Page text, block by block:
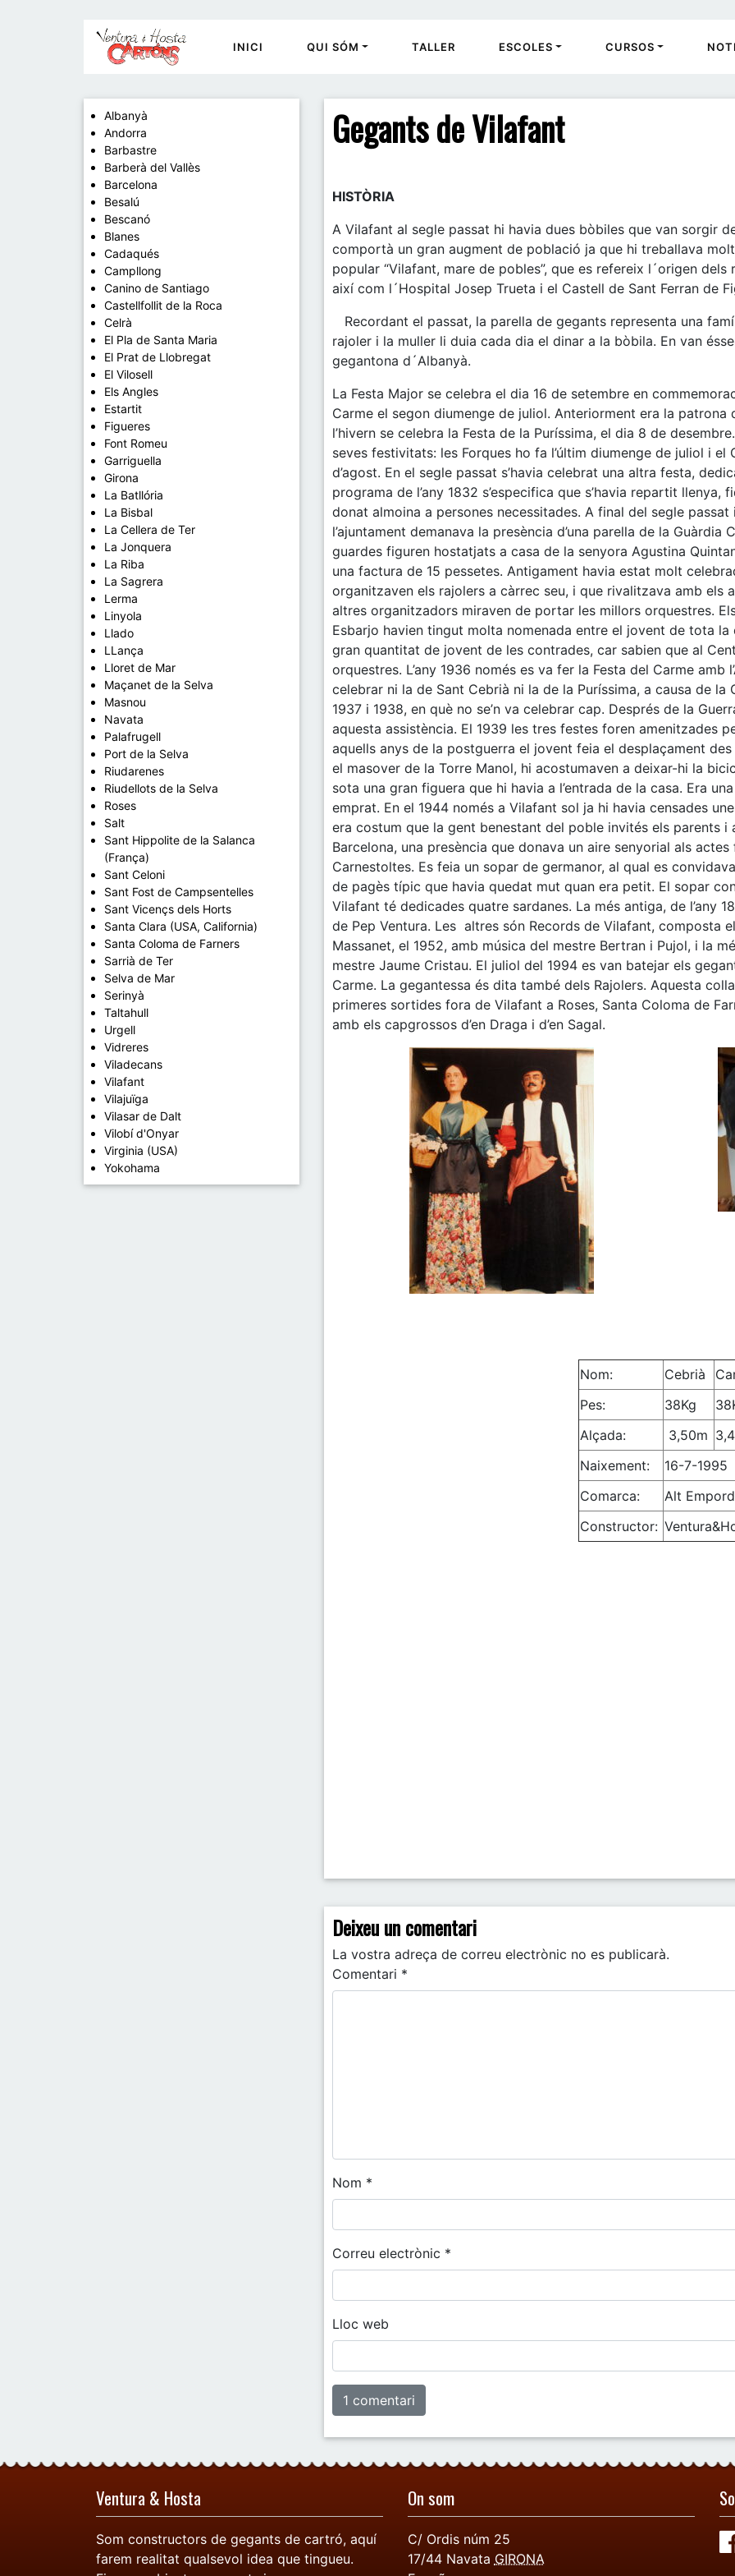
INICI QUI SÓM TALLER ESCOLES CURSOS
Albanyà
Andorra
Barbastre
Barberà del Vallès
Barcelona
Besalú
Bescanó
Blanes
Cadaqués
Campllong
Canino de Santiago
Castellfollit de la Roca
Celrà
El Pla de Santa Maria
El Prat de Llobregat
El Vilosell
Els Angles
Estartit
Figueres
Font Romeu
Garriguella
Girona
La Batllória
La Bisbal
La Cellera de Ter
La Jonquera
La Riba
La Sagrera
Lerma
Linyola
Llado
LLança
Lloret de Mar
Maçanet de la Selva
Masnou
Navata
Palafrugell
Port de la Selva
Riudarenes
Riudellots de la Selva
Roses
Salt
Sant Hippolite de la Salanca
(França)
Sant Celoni
Sant Fost de Campsentelles
Sant Vicençs dels Horts
Santa Clara (USA, California)
Santa Coloma de Farners
Sarrià de Ter
Selva de Mar
Serinyà
Taltahull
Urgell
Vidreres
Viladecans
Vilafant
Vilajuïga
Vilasar de Dalt
Vilobí d'Onyar
Virginia (USA)
Yokohama
Gegants de Vilafant
HISTÒRIA
A Vilafant al segle passat hi havia dues bòbiles que van sorgir
comportà un gran augment de població ja que hi treballava
popular “Vilafant, mare de pobles”, que es refereix l´origen
així com l´Hospital Josep Trueta i el Castell de Sant Ferran de
Recordant el passat, la parella de gegants representa una
rajoler i la muller li duia cada dia el dinar a la bòbila. En van
gegantona d´Albanyà.
La Festa Major se celebra el dia 16 de setembre en
Carme el segon diumenge de juliol. Anteriorment era la
l’hivern se celebra la Festa de la Puríssima, el dia 8 de
seves festivitats: les Forques ho fa l’últim diumenge de juliol i
d’agost. En el segle passat s’havia celebrat una altra festa,
programa de l’any 1832 s’especifica que s’havia repartit llenya,
donat almoina a persones necessitades. A final del segle
l’ajuntament demanava la presència d’una parella de la
guardes figuren hostatjats a casa de la senyora Agustina
una factura de 15 pessetes. Antigament havia estat molt
organitzaven els rajolers a càrrec seu, i que rivalitzava amb els
altres organitzadors miraven de portar les millors orquestres.
Esbarjo havien tingut molta nomenada entre el jovent de tota la
gran quantitat de jovent de les contrades, car sabien que al
orquestres. L’any 1936 només es va fer la Festa del Carme amb
celebrar ni la de Sant Cebrià ni la de la Puríssima, a causa de
1937 i 1938, en què no se’n va celebrar cap. Després de la
aquesta assistència. El 1939 les tres festes foren amenitzades
aquells anys de la postguerra el jovent feia el desplaçament
el masover de la Torre Manol, hi acostumaven a deixar-hi la
sota una gran figuera que hi havia a l’entrada de la casa. Era
emprat. En el 1944 només a Vilafant sol ja hi havia censades
era costum que la gent benestant del poble invités els parents i
Barcelona, una presència que donava un aire senyorial als
Carnestoltes. Es feia un sopar de germanor, al qual es
de pagès típic que havia quedat mut quan era petit. El sopar
Vilafant té dedicades quatre sardanes. La més antiga, de l’any
de Pep Ventura. Les altres són Records de Vilafant, composta
Massanet, el 1952, amb música del mestre Bertran i Pujol, i la
mestre Jaume Cristau. El juliol del 1994 es van batejar els
Carme. La gegantessa és dita també dels Rajolers. Aquesta
primeres sortides fora de Vilafant a Roses, Santa Coloma de
amb els capgrossos d’en Draga i d’en Sagal.
Nom: Cebrià
Pes:
38Kg
Alçada:
3,50m
Naixement:
16-7-1995
Comarca:
Alt
Constructor:
Deixeu un comentari
La vostra adreça de correu electrònic no es publicarà.
Comentari *
Nom *
Correu electrònic *
Lloc web
Ventura & Hosta
Som constructors de gegants de cartró, aquí
farem realitat qualsevol idea que tingueu.
On som
C/ Ordis núm 25
17/44 Navata GIRONA